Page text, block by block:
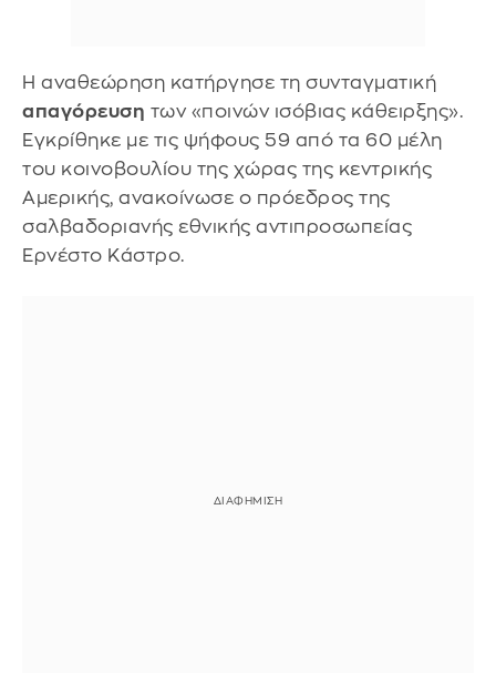
Η αναθεώρηση κατήργησε τη συνταγματική
απαγόρευση των «ποινών ισόβιας κάθειρξης».
Εγκρίθηκε με τις ψήφους 59 από τα 60 μέλη
του κοινοβουλίου της χώρας της κεντρικής
Αμερικής, ανακοίνωσε ο πρόεδρος της
σαλβαδοριανής εθνικής αντιπροσωπείας
Ερνέστο Κάστρο.